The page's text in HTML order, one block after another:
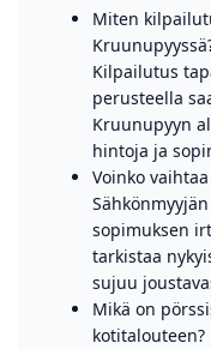
Miten
Kilpailutus
perusteella
Kruunupyyn
hintoja ja
Voinko
sopimuksen
tarkistaa
sujuu
Mikä on
kotitalouteen?